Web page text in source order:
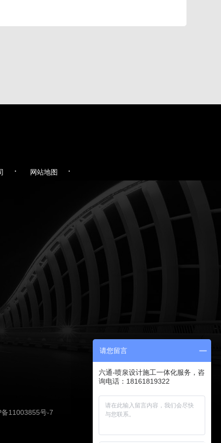
· 网站地图 ·
备11003855号-7
请您留言
六通-喷泉设计施工一体化服务，咨
询电话：18161819322